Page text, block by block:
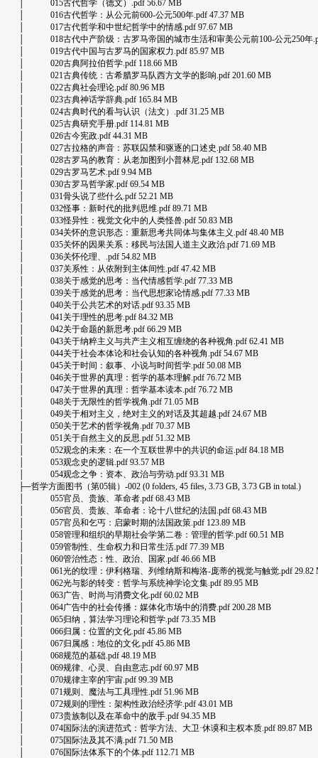
│ 015古代哲学（德文）.pdf 56.67 MB
│ 016古代哲学：从公元前600-公元500年.pdf 47.37 MB
│ 017古代哲学和中世纪哲学中的情感.pdf 97.67 MB
│ 018古代中产阶级：古罗马帝国的城市生活和审美公元前100-公元250年
│ 019古代中国与古罗马的国家权力.pdf 85.97 MB
│ 020古典阿拉伯哲学.pdf 118.66 MB
│ 021古典传统：古希腊罗马队西方文学的影响.pdf 201.60 MB
│ 022古典社会理论.pdf 80.96 MB
│ 023古典神话学辞典.pdf 165.84 MB
│ 024古典时代的看与认识（法文）.pdf 31.25 MB
│ 025古典研究手册.pdf 114.81 MB
│ 026古今宪政.pdf 44.31 MB
│ 027古拉格的声音：苏联囚禁和驱逐的口述史.pdf 58.40 MB
│ 028古罗马的教育：从老加图到小普林尼.pdf 132.68 MB
│ 029古罗马艺术.pdf 9.94 MB
│ 030古罗马哲学家.pdf 69.54 MB
│ 031骨头说了些什么.pdf 52.21 MB
│ 032怪事：新时代的批判思维.pdf 89.71 MB
│ 033怪异性：视觉文化中的人类怪兽.pdf 50.83 MB
│ 034关怀的意识形态：重新思考共同体与集体主义.pdf 48.40 MB
│ 035关怀的因果关系：移民与法国人道主义政治.pdf 71.69 MB
│ 036关怀伦理、.pdf 54.82 MB
│ 037关系性：从依附到主体间性.pdf 47.42 MB
│ 038关于感觉的思考：当代情感哲学.pdf 77.33 MB
│ 039关于感觉的思考：当代思想家论情感.pdf 77.33 MB
│ 040关于公共艺术的对话.pdf 93.35 MB
│ 041关于理性的思考.pdf 84.32 MB
│ 042关于命题的新思考.pdf 66.29 MB
│ 043关于纳粹主义与共产主义相互缠绕的各种视角.pdf 62.41 MB
│ 044关于社会本体论和社会认知的各种视角.pdf 54.67 MB
│ 045关于时间：叙事、小说与时间哲学.pdf 50.08 MB
│ 046关于世界的真理：哲学的基本理解.pdf 76.72 MB
│ 047关于世界的真理：哲学基本读本.pdf 76.72 MB
│ 048关于无限性的哲学视角.pdf 71.05 MB
│ 049关于相对主义，绝对主义的对话及其超越.pdf 24.67 MB
│ 050关于艺术的哲学视角.pdf 70.37 MB
│ 051关于自然主义的反思.pdf 51.32 MB
│ 052观念的未来：在一个互联世界中的共识的命运.pdf 84.18 MB
│ 053观念史的逻辑.pdf 93.57 MB
│ 054观念之争：资本、政治与劳动.pdf 93.31 MB
├─哲学方面图书（第05辑）-002 (0 folders, 45 files, 3.73 GB, 3.73 GB in total.)
│ 055官员、贵族、革命者.pdf 68.43 MB
│ 056官员、贵族、革命者：论十八世纪的法国.pdf 68.43 MB
│ 057官员和乞丐：启蒙时期的法国政策.pdf 123.89 MB
│ 058管理和组织的早期社会学第二卷：管理的哲学.pdf 60.51 MB
│ 059管制性、生命权力和日常生活.pdf 77.39 MB
│ 060管治性态：性、政治、国家.pdf 46.66 MB
│ 061光的纹理：伊利格瑞、列维纳斯和梅洛-庞蒂的视觉与触觉.pdf 29.82
│ 062光与影的转变：哲学与系统神学论文集.pdf 89.95 MB
│ 063广告、时尚与消费文化.pdf 60.02 MB
│ 064广告中的社会传播：媒体化市场中的消费.pdf 200.28 MB
│ 065归纳，算法学习理论和哲学.pdf 73.35 MB
│ 066归属：位置的文化.pdf 45.86 MB
│ 067归属感：地位的文化.pdf 45.86 MB
│ 068规范的基础.pdf 48.19 MB
│ 069规律、心灵、自由意志.pdf 60.97 MB
│ 070规律主宰的宇宙.pdf 99.39 MB
│ 071规则、魔法与工具理性.pdf 51.96 MB
│ 072规则的理性：架构性政治经济学.pdf 43.01 MB
│ 073贵族制以及在革命中的敌手.pdf 94.35 MB
│ 074国际法的演进范式：哲学方法、大卫·休谟和主权本质.pdf 89.87 MB
│ 075国际法及其不满.pdf 71.50 MB
│ 076国际法体系下的个体.pdf 112.71 MB